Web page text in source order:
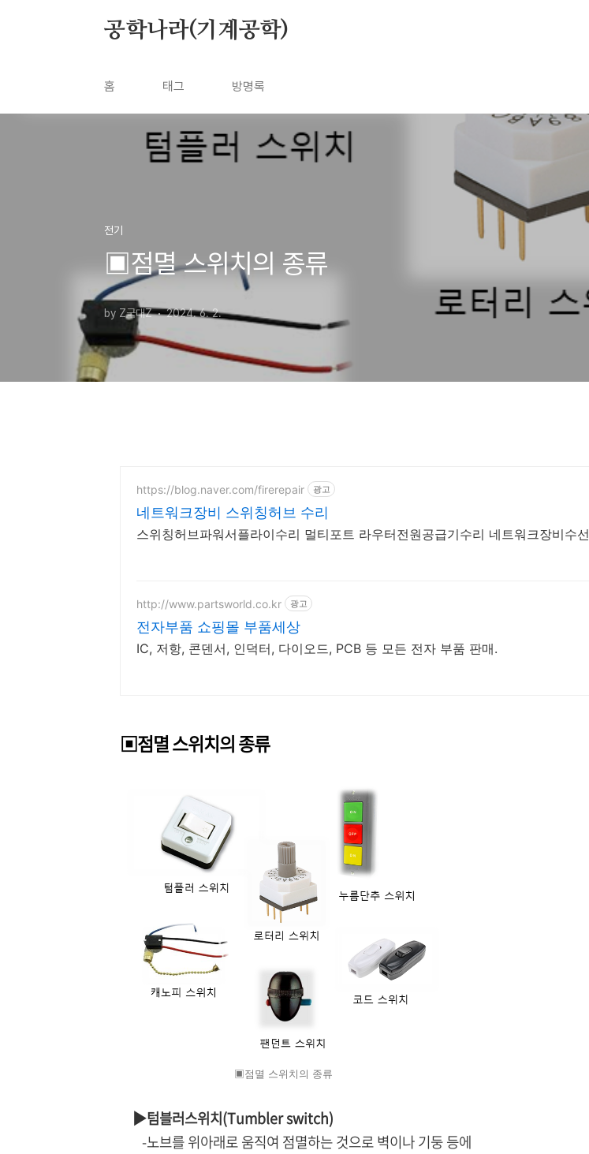
공학나라(기계공학)
홈 태그 방명록
전기
▣점멸 스위치의 종류
by Z국대Z 2024. 6. 2.
https://blog.naver.com/firerepair 광고
네트워크장비 스위칭허브 수리
스위칭허브파워서플라이수리 멀티포트 라우터전원공급기수리 네트워크장비수선
http://www.partsworld.co.kr 광고
전자부품 쇼핑몰 부품세상
IC, 저항, 콘덴서, 인덕터, 다이오드, PCB 등 모든 전자 부품 판매.
▣점멸 스위치의 종류
▣점멸 스위치의 종류
▶텀블러스위치(Tumbler switch)
-노브를 위아래로 움직여 점멸하는 것으로 벽이나 기둥 등에